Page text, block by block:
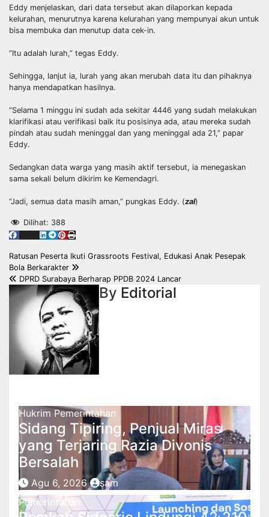
Eddy menjelaskan, dari data tersebut akan dilaporkan kepada
kelurahan, menurutnya karena kelurahan yang mempunyai akun untuk
bisa membuka dan menutup data cek-in.
“Itu adalah lurah,” tegas Eddy.
Sehingga, lanjut ia, lurah yang akan merubah data itu dan pihaknya
hanya mendapatkan hasilnya.
“Selama 1 minggu ini sudah ada sekitar 4446 yang sudah melakukan
klarifikasi atau verifikasi baik itu posisinya ada, atau mereka sudah
pindah atau sudah meninggal dan yang meninggal ada 21,” papar
Eddy.
Sedangkan data warga yang masih aktif tersebut, ia menegaskan
sama sekali belum dikirim ke Kemendagri.
“Jadi, semua data masih aman,” pungkas Eddy. (zal)
Dilihat: 388
Navigasi
pos
Ratusan Peserta Ikuti Grassroots Festival, Edukasi Anak Pesepak
Bola Berkarakter
DPRD Surabaya Berharap PPDB 2024 Lancar
By Editorial
HukrimPemerintahan
Sidang Tipiring, Penjual Miras
yang Terjaring Razia Divonis
Bersalah
Agu 6, 2026
sam
Pemerintahan